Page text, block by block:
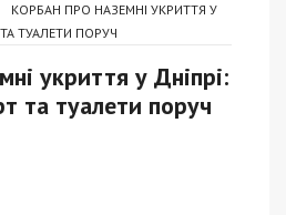
КОРБАН ПРО НАЗЕМНІ УКРИТТЯ У
ТУАЛЕТИ ПОРУЧ
укриття у Дніпрі:
та туалети поруч